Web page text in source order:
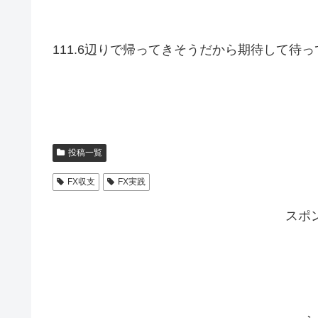
111.6辺りで帰ってきそうだから期待して待っ
投稿一覧
FX収支 FX実践
スポ